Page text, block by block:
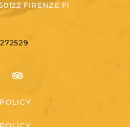
FIRENZE FI